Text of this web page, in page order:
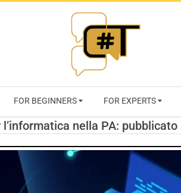
RIVISTA
TRENDS
FOR BEGINNERS FOR EXPERTS
nella PA: